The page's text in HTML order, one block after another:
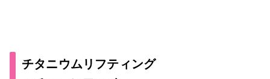
チタニウムリフティング